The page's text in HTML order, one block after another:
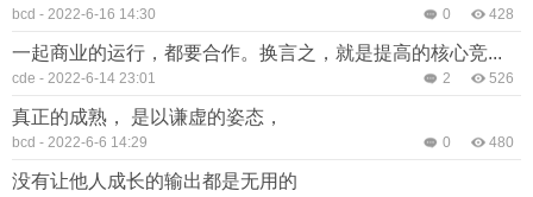
bcd - 2022-6-16 14:30 428
0
一起商业的运行，都要合作。换言之，就是提高的核心竞...
cde - 2022-6-14 23:01 526
2
真正的成熟， 是以谦虚的姿态，
bcd - 2022-6-6 14:29 480
0
没有让他人成长的输出都是无用的